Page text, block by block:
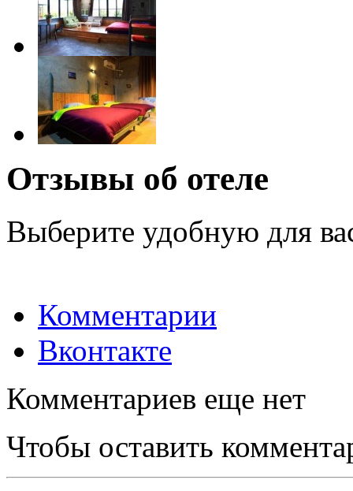
Отзывы об отеле
Выберите удобную для
Комментарии
Вконтакте
Комментариев еще нет
Чтобы оставить